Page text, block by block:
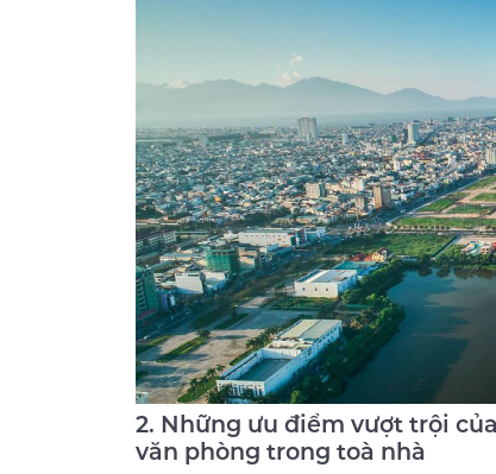
2. Những ưu điểm vượt trội
văn phòng trong toà nhà